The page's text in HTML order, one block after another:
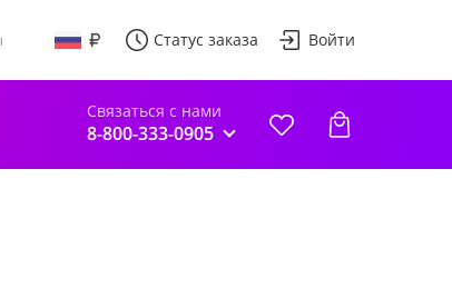
Статус заказа Войти
Связаться с нами
8-800-333-0905